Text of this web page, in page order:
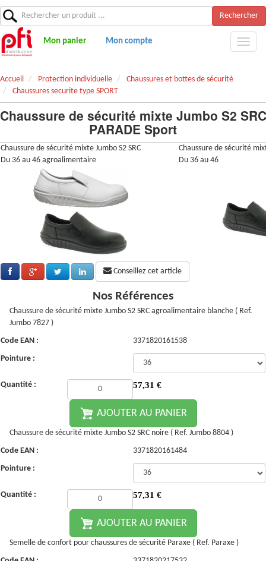
Rechercher
Mon panier Mon compte
Accueil Protection individuelle
Chaussures et bottes de sécurité
Chaussures securite type SPORT
Chaussure de sécurité mixte Jumbo S2 SRC
PARADE Sport
Chaussure de sécurité mixte Jumbo S2 SRC
Du 36 au 46 agroalimentaire
Chaussure de sécurité
Du 36 au 46
Conseillez cet article
Nos Références
Chaussure de sécurité mixte Jumbo S2 SRC agroalimentaire blanche ( Ref.
Jumbo 7827 )
Code EAN :
3371820161538
Pointure :
Quantité : 57,31 €
AJOUTER AU PANIER
Chaussure de sécurité mixte Jumbo S2 SRC noire ( Ref. Jumbo 8804 )
Code EAN :
3371820161484
Pointure :
Quantité : 57,31 €
AJOUTER AU PANIER
Semelle de confort pour chaussures de sécurité Paraxe ( Ref. Paraxe )